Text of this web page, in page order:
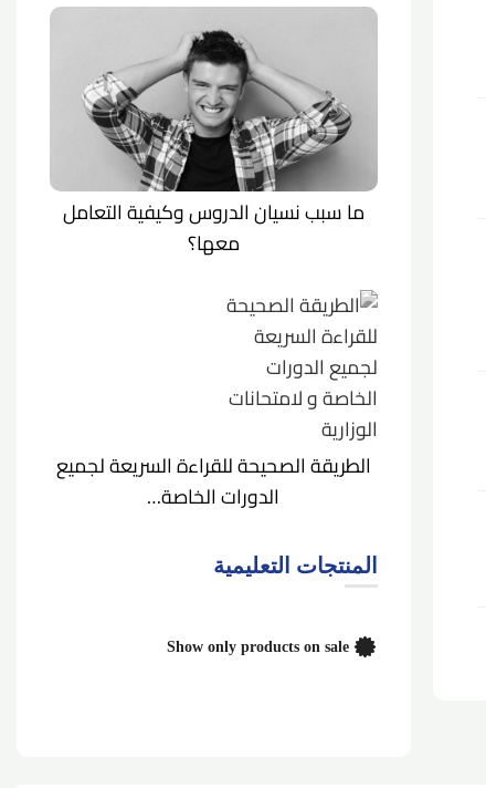
ما سبب نسيان الدروس وكيفية التعامل
معها؟
الطريقة الصحيحة للقراءة السريعة لجميع
الدورات الخاصة…
المنتجات التعليمية
Show only products on sale